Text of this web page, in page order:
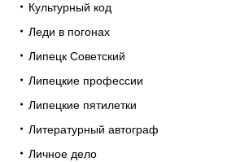
Культурный код
Леди в погонах
Липецк Советский
Липецкие профессии
Липецкие пятилетки
Литературный автограф
Личное дело